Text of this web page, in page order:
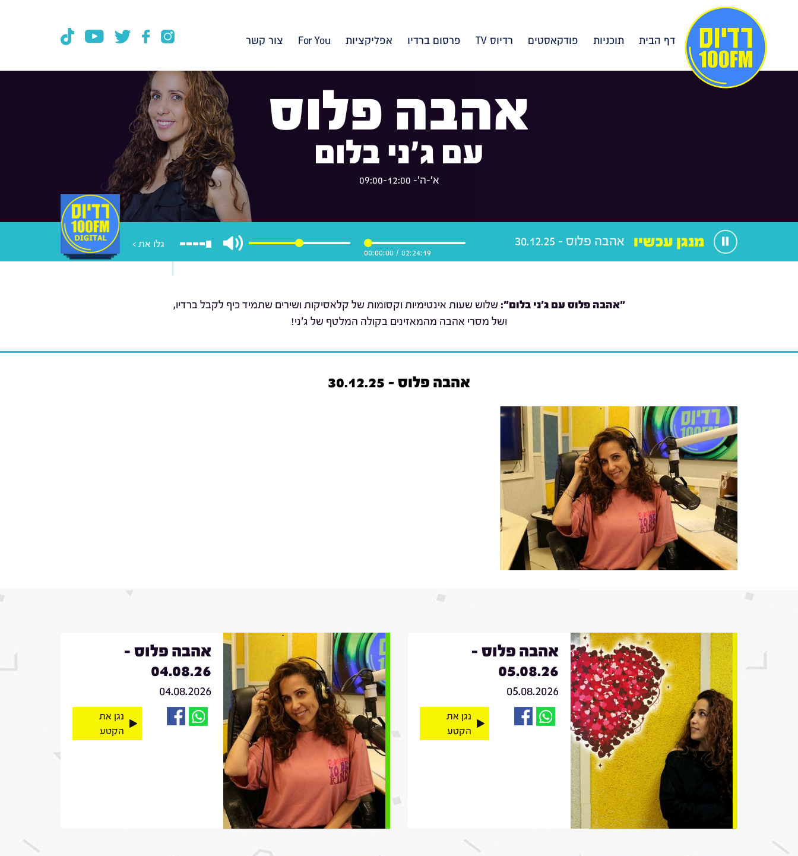
דף הבית תוכניות פודקאסטים רדיוס TV פרסום ברדיו אפליקציות For You צור קשר
אהבה פלוס
עם ג'ני בלום
א'-ה'- 09:00-12:00
גלו את >
02:24:19
/
00:00:00
מנגן עכשיו אהבה פלוס - 30.12.25
"אהבה פלוס עם ג'ני בלום": שלוש שעות אינטימיות וקסומות של קלאסיקות ושירים שתמיד כיף לקבל ברדיו,
ושל מסרי אהבה מהמאזינים בקולה המלטף של ג'ני!
אהבה פלוס - 30.12.25
אהבה פלוס -
05.08.26
05.08.2026
נגן את
הקטע
אהבה פלוס -
04.08.26
04.08.2026
נגן את
הקטע